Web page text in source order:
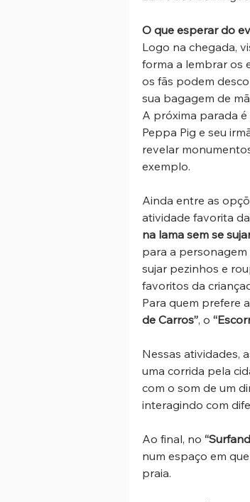
O que esperar do
Logo na chegada,
forma a lembrar os
os fãs podem
sua bagagem de
A próxima parada é
Peppa Pig e seu
revelar
exemplo.
Ainda entre as
atividade favorita
na lama sem se
para a
sujar pezinhos e
favoritos da
Para quem prefere
de Carros”, o
Nessas atividades,
uma corrida pela
com o som de um
interagindo com
Ao final, no
num espaço em
praia.